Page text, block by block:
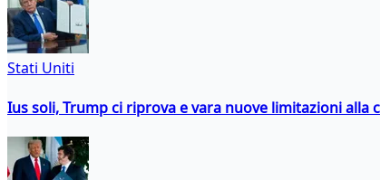
Stati Uniti
Ius soli, Trump ci riprova e vara nuove limitazioni alla